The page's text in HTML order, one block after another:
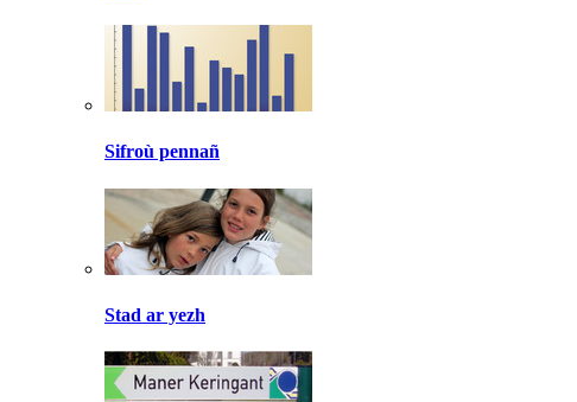
Sifroù pennañ
Stad ar yezh